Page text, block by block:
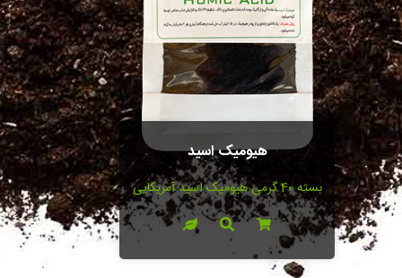
هیومیک اسید
بسته 40 گرمی هیومیک اسید آمریکایی